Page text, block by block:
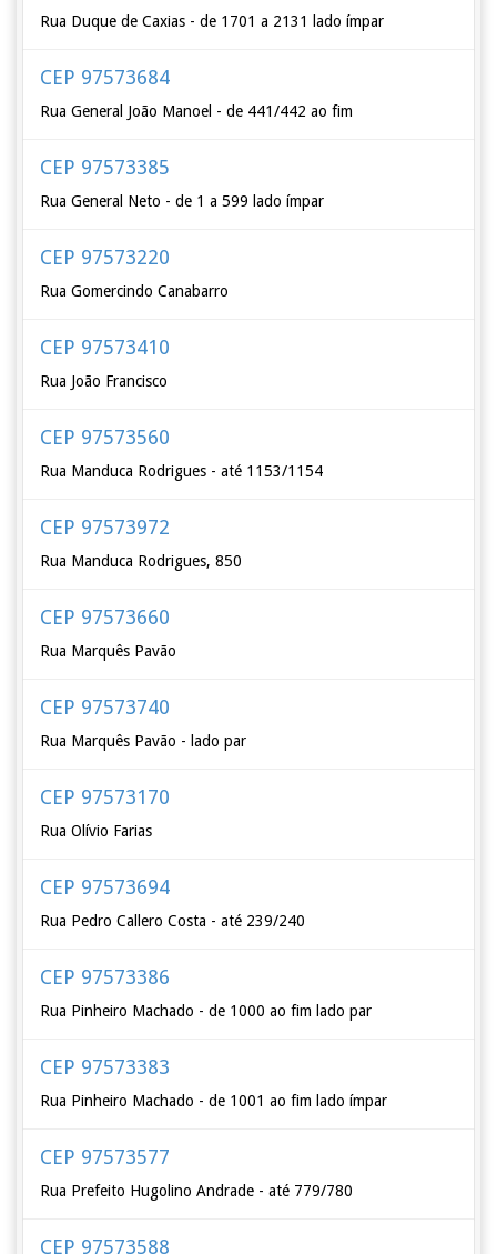
Rua Duque de Caxias - de 1701 a 2131 lado ímpar
CEP 97573684
Rua General João Manoel - de 441/442 ao fim
CEP 97573385
Rua General Neto - de 1 a 599 lado ímpar
CEP 97573220
Rua Gomercindo Canabarro
CEP 97573410
Rua João Francisco
CEP 97573560
Rua Manduca Rodrigues - até 1153/1154
CEP 97573972
Rua Manduca Rodrigues, 850
CEP 97573660
Rua Marquês Pavão
CEP 97573740
Rua Marquês Pavão - lado par
CEP 97573170
Rua Olívio Farias
CEP 97573694
Rua Pedro Callero Costa - até 239/240
CEP 97573386
Rua Pinheiro Machado - de 1000 ao fim lado par
CEP 97573383
Rua Pinheiro Machado - de 1001 ao fim lado ímpar
CEP 97573577
Rua Prefeito Hugolino Andrade - até 779/780
CEP 97573588